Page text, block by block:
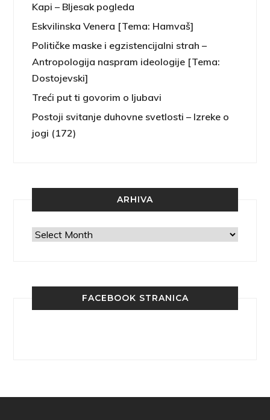
Kapi – Bljesak pogleda
Eskvilinska Venera [Tema: Hamvaš]
Političke maske i egzistencijalni strah –
Antropologija naspram ideologije [Tema:
Dostojevski]
Treći put ti govorim o ljubavi
Postoji svitanje duhovne svetlosti – Izreke o
jogi (172)
ARHIVA
Arhiva
FACEBOOK STRANICA